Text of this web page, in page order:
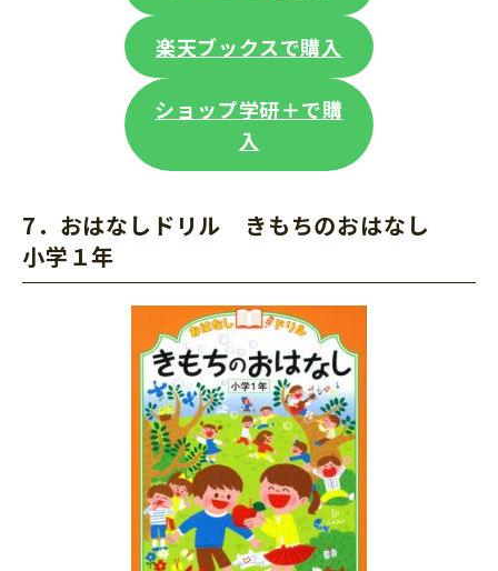
楽天ブックスで購入
ショップ学研＋で購
入
7．おはなしドリル
きもちのおはなし
小学１年